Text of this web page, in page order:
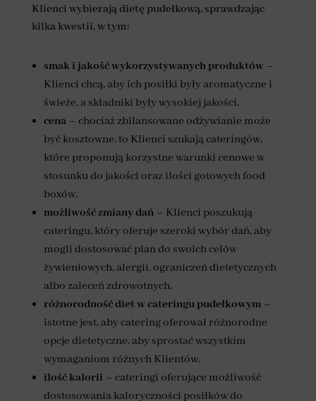
Klienci wybierają dietę pudełkową, sprawdzając
kilka kwestii, w tym:
smak i jakość wykorzystywanych produktów –
Klienci chcą, aby ich posiłki były aromatyczne i
świeże, a składniki były wysokiej jakości,
cena– chociaż zbilansowane odżywianie może
być kosztowne, to Klienci szukają cateringów,
które proponują korzystne warunki cenowe w
stosunku do jakości oraz ilości gotowych food
boxów,
możliwość zmiany dań– Klienci poszukują
cateringu, który oferuje szeroki wybór dań, aby
mogli dostosować plan do swoich celów
żywieniowych, alergii, ograniczeń dietetycznych
albo zaleceń zdrowotnych,
różnorodność dietw cateringu pudełkowym–
istotne jest, aby catering oferował różnorodne
opcje dietetyczne, aby sprostać wszystkim
wymaganiom różnych Klientów,
ilość kalorii – cateringi oferujące możliwość
dostosowania kaloryczności posiłków do